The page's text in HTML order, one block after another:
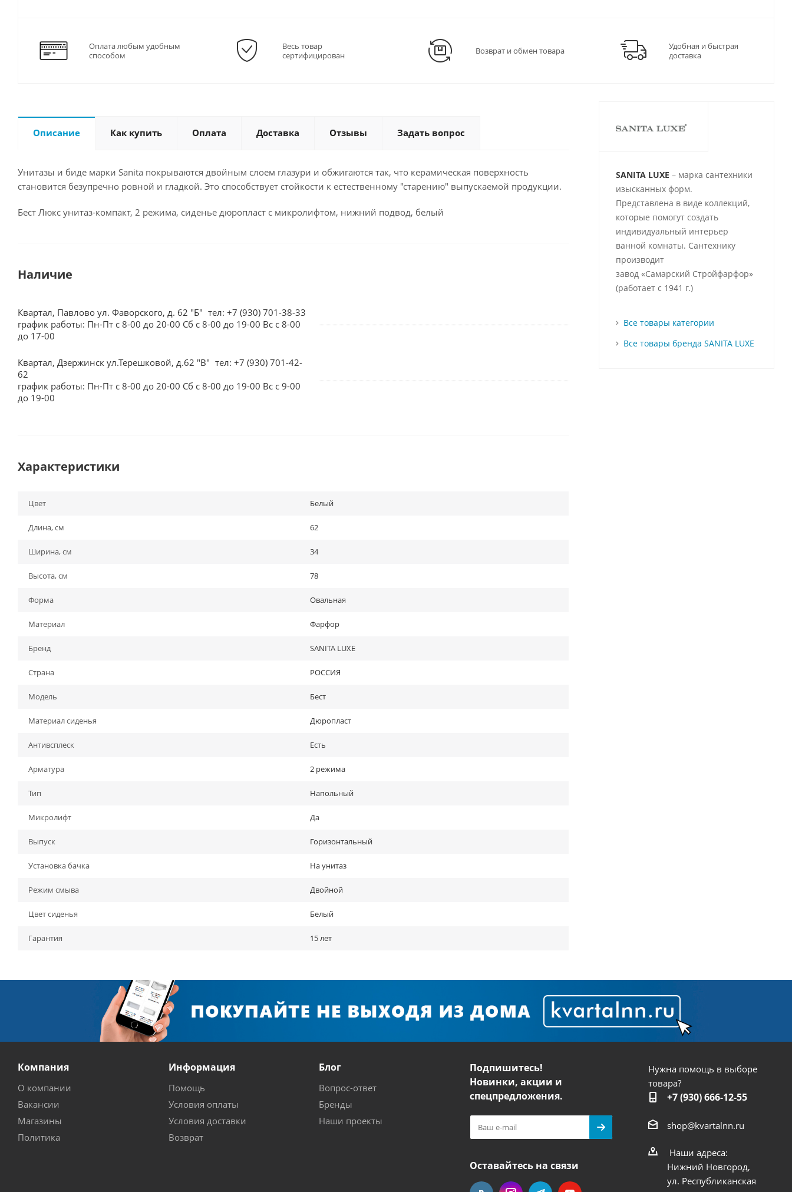
Оплата любым удобным
способом
Весь товар
сертифицирован
Возврат и обмен товара
Удобная и быстрая
доставка
Описание Как купить Оплата Доставка Отзывы Задать вопрос
Унитазы и биде марки Sanita покрываются двойным слоем глазури и обжигаются так, что керамическая поверхность
становится безупречно ровной и гладкой. Это способствует стойкости к естественному "старению" выпускаемой продукции.
Бест Люкс унитаз-компакт, 2 режима, сиденье дюропласт с микролифтом, нижний подвод, белый
Наличие
Квартал, Павлово ул. Фаворского, д. 62 "Б" тел: +7 (930) 701-38-33
график работы: Пн-Пт с 8-00 до 20-00 Сб с 8-00 до 19-00 Вс с 8-00
до 17-00
Квартал, Дзержинск ул.Терешковой, д.62 "В" тел: +7 (930) 701-42-
62
график работы: Пн-Пт с 8-00 до 20-00 Сб с 8-00 до 19-00 Вс с 9-00
до 19-00
Характеристики
Цвет Белый
Длина, см 62
Ширина, см 34
Высота, см 78
Форма Овальная
Материал Фарфор
Бренд SANITA LUXE
Страна РОССИЯ
Модель Бест
Материал сиденья Дюропласт
Антивсплеск Есть
Арматура 2 режима
Тип Напольный
Микролифт Да
Выпуск Горизонтальный
Установка бачка На унитаз
Режим смыва Двойной
Цвет сиденья Белый
Гарантия 15 лет
SANITA LUXE – марка сантехники
изысканных форм.
Представлена в виде коллекций,
которые помогут создать
индивидуальный интерьер
ванной комнаты. Сантехнику
производит
завод «Самарский Стройфарфор»
(работает с 1941 г.)
Все товары категории
Все товары бренда SANITA LUXE
Компания
О компании
Вакансии
Магазины
Политика
Информация
Помощь
Условия оплаты
Условия доставки
Возврат
Блог
Вопрос-ответ
Бренды
Наши проекты
Подпишитесь!
Новинки, акции и
спецпредложения.
Оставайтесь на связи
Нужна помощь в выборе
товара?
+7 (930) 666-12-55
shop@kvartalnn.ru
Наши адреса:
Нижний Новгород,
ул. Республиканская